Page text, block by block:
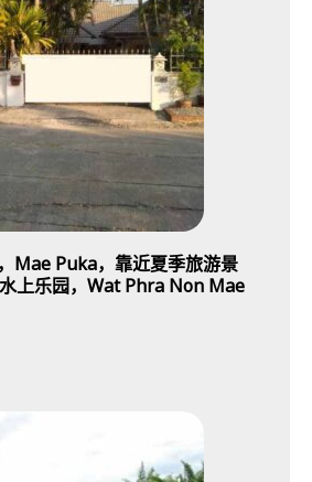
Mae Puka，靠近夏季旅游景
上乐园，Wat Phra Non Mae